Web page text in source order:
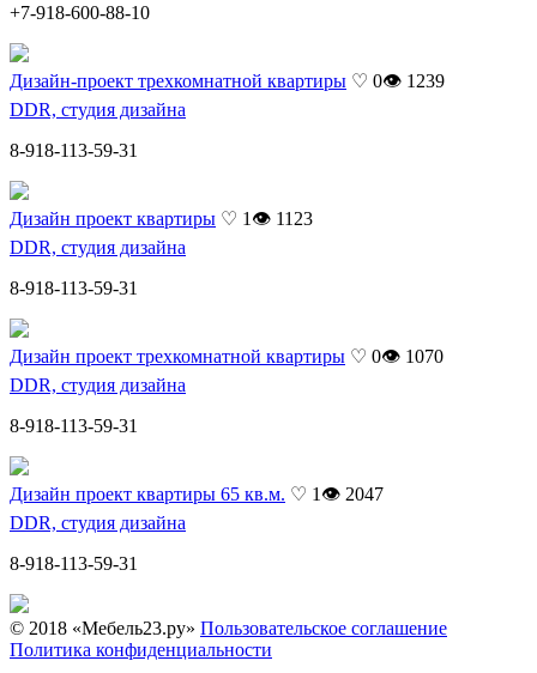
+7-918-600-88-10
Дизайн-проект трехкомнатной квартиры ♡ 0👁 1239
DDR, студия дизайна
8-918-113-59-31
Дизайн проект квартиры ♡ 1 👁 1123
DDR, студия дизайна
8-918-113-59-31
Дизайн проект трехкомнатной квартиры ♡ 0👁 1070
DDR, студия дизайна
8-918-113-59-31
Дизайн проект квартиры 65 кв.м. ♡ 1 👁 2047
DDR, студия дизайна
8-918-113-59-31
© 2018 «Мебель23.ру» Пользовательское соглашение
Политика конфиденциальности